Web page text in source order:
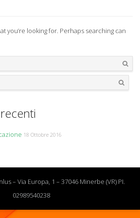
you’re looking for. Perhaps searching can
18 Ottobre 2016
– Via Europa, 1 – 37046 Minerbe (VR) PI.
02989540238